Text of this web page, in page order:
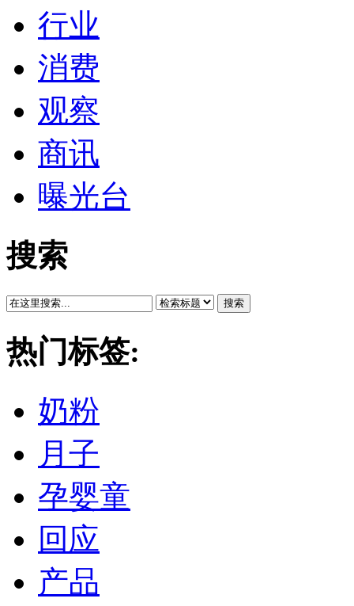
行业
消费
观察
商讯
曝光台
搜索
搜索
热门标签:
奶粉
月子
孕婴童
回应
产品